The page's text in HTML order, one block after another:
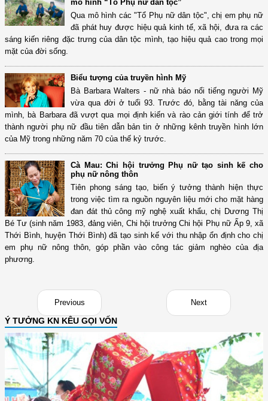
mô hình “Tổ Phụ nữ dân tộc”
Qua mô hình các "Tổ Phụ nữ dân tộc", chị em phụ nữ
đã phát huy được hiệu quả kinh tế, xã hội, đưa ra các
sáng kiến riêng đặc trưng của dân tộc mình, tạo hiệu quả cao trong mọi
mặt của đời sống.
Biểu tượng của truyền hình Mỹ
Bà Barbara Walters - nữ nhà báo nổi tiếng người Mỹ
vừa qua đời ở tuổi 93. Trước đó, bằng tài năng của
mình, bà Barbara đã vượt qua mọi định kiến và rào cản giới tính để trở
thành người phụ nữ đầu tiên dẫn bản tin ở những kênh truyền hình lớn
của Mỹ trong những năm 70 của thế kỷ trước.
Cà Mau: Chi hội trưởng Phụ nữ tạo sinh kế cho
phụ nữ nông thôn
Tiên phong sáng tạo, biến ý tưởng thành hiện thực
trong việc tìm ra nguồn nguyên liệu mới cho mặt hàng
đan đát thủ công mỹ nghệ xuất khẩu, chị Dương Thị
Bé Tư (sinh năm 1983, đảng viên, Chi hội trưởng Chi hội Phụ nữ Ấp 9, xã
Thới Bình, huyện Thới Bình) đã tạo sinh kế với thu nhập ổn định cho chị
em phụ nữ nông thôn, góp phần vào công tác giảm nghèo của địa
phương.
Previous Next
Ý TƯỞNG KN KÊU GỌI VỐN